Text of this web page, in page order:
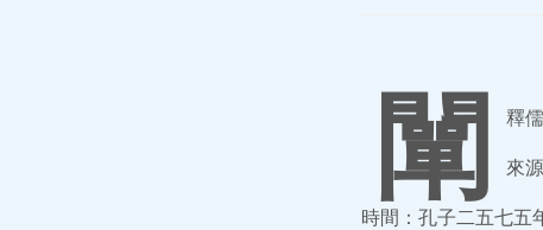
闡 釋
來
時間：孔子二五七五